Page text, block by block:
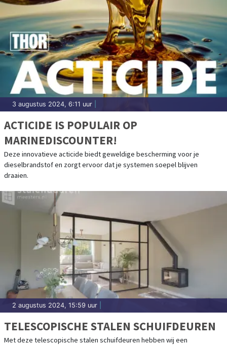
3 augustus 2024, 6:11 uur
ACTICIDE IS POPULAIR OP
MARINEDISCOUNTER!
Deze innovatieve acticide biedt geweldige bescherming voor je
dieselbrandstof en zorgt ervoor dat je systemen soepel blijven
draaien.
2 augustus 2024, 15:59 uur
TELESCOPISCHE STALEN SCHUIFDEUREN
Met deze telescopische stalen schuifdeuren hebben wij een